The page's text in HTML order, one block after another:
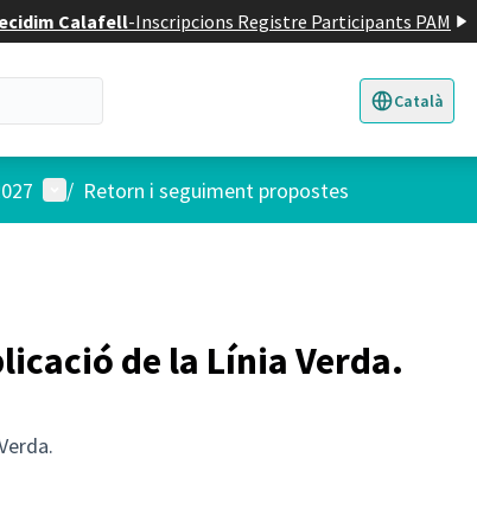
Calafell-Inscripcions Registre Participants PAM
Català
Triar la llengua
Menú d'usuari
/ Retorn i seguiment propostes
de la Línia Verda.